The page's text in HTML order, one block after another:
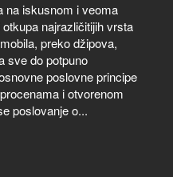
iskusnom i veoma
najrazličitijih vrsta
preko džipova,
sve do potpuno
poslovne principe
i otvorenom
poslovanje o...